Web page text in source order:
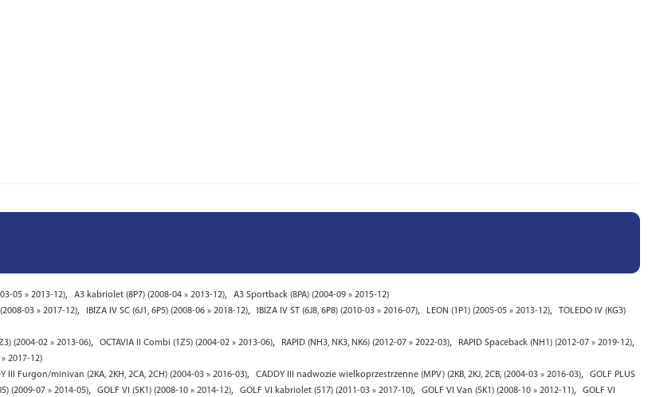
05 » 2013-12), A3 kabriolet (8P7) (2008-04 » 2013-12), A3 Sportback (8PA) (2004-09 » 2015-12)
(2008-03 » 2017-12), IBIZA IV SC (6J1, 6P5) (2008-06 » 2018-12), IBIZA IV ST (6J8, 6P8) (2010-03 » 2016-07), LEON (1P1) (2005-05 » 2013-12),
TOLEDO IV (KG3)
(2004-02 » 2013-06), OCTAVIA II Combi (1Z5) (2004-02 » 2013-06), RAPID (NH3, NK3, NK6) (2012-07 » 2022-03), RAPID Spaceback (NH1) (2012-07 » 2019-12),
» 2017-12)
III Furgon/minivan (2KA, 2KH, 2CA, 2CH) (2004-03 » 2016-03), CADDY III nadwozie wielkoprzestrzenne (MPV) (2KB, 2KJ, 2CB, (2004-03 » 2016-03),
GOLF PLUS
(2009-07 » 2014-05), GOLF VI (5K1) (2008-10 » 2014-12), GOLF VI kabriolet (517) (2011-03 » 2017-10), GOLF VI Van (5K1) (2008-10 » 2012-11),
GOLF VI